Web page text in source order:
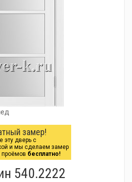
замер!
эту дверь с
и мы сделаем замер
бесплатно!
540.2222